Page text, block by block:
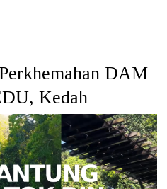
DAM
Kedah